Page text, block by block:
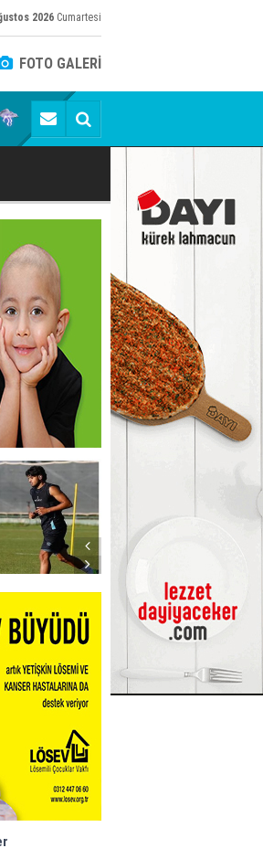
2026 Cumartesi
FOTO GALERİ
Millî Takım kadrosunda
lütfen!